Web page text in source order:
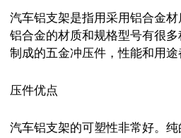
汽车铝支架是指用采用铝合金材
铝合金的材质和规格型号有很
制成的五金冲压件，性能和用途
压件优点
汽车铝支架的可塑性非常好。纯